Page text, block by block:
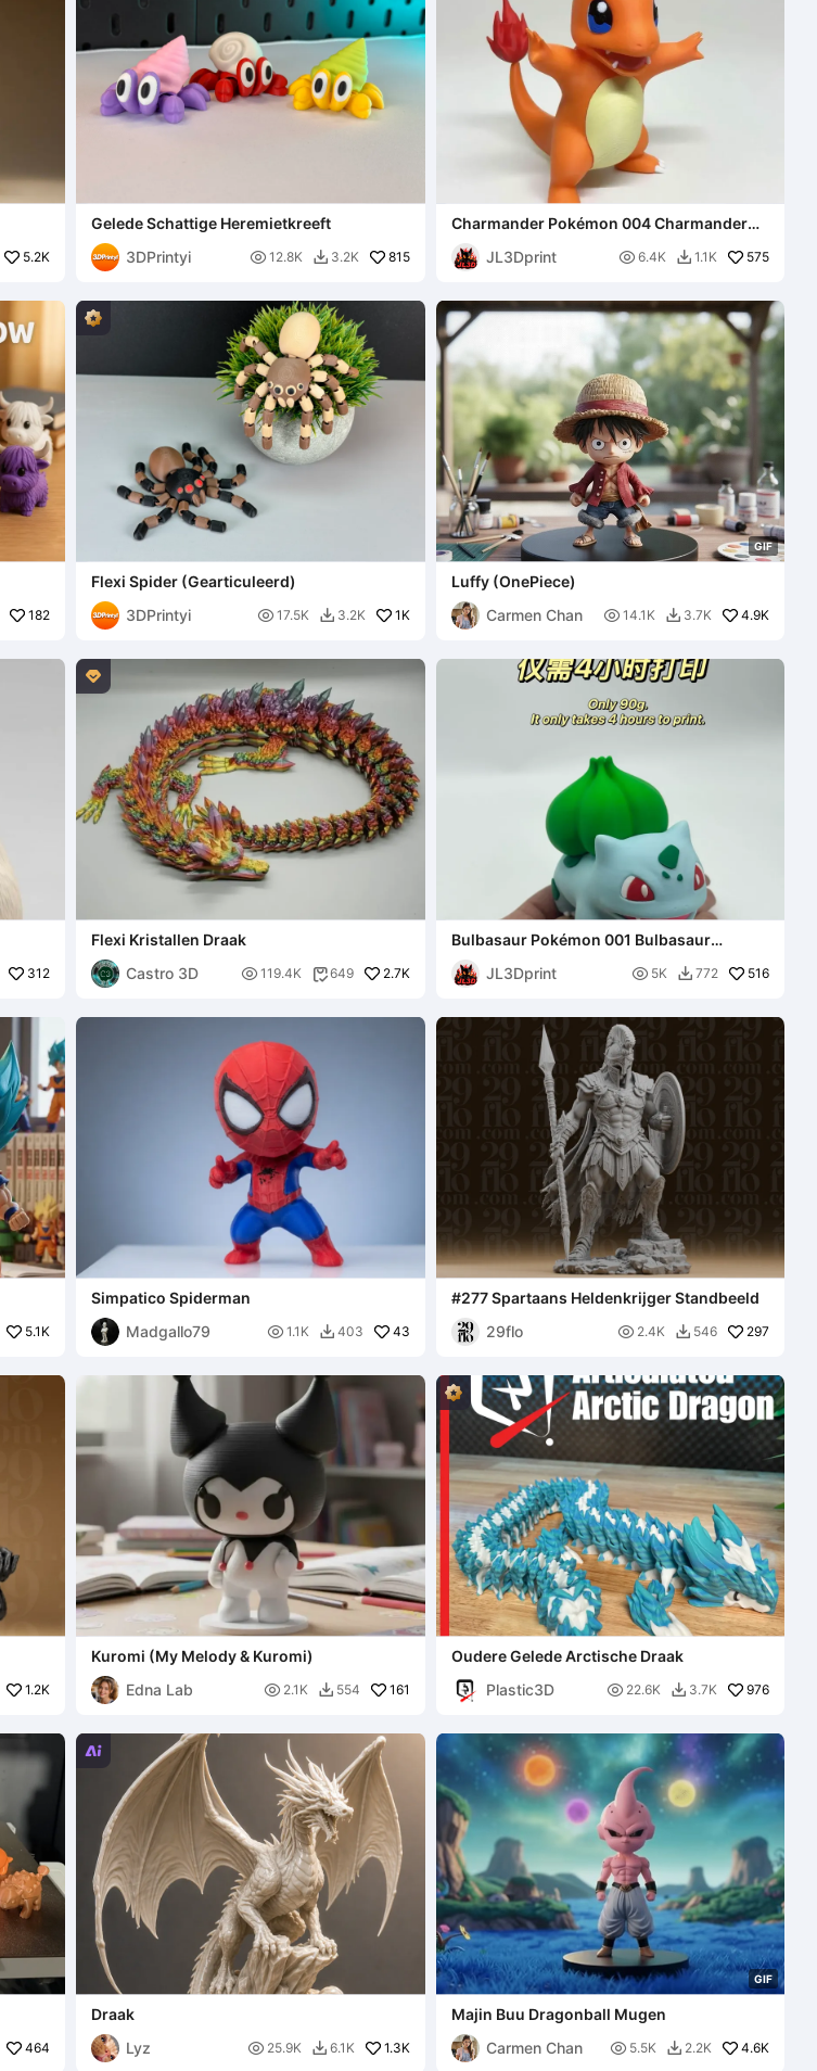
5.2K
Gelede Schattige Heremietkreeft
3DPrintyi
 12.8K  3.2K 815
Charmander Pokémon 004 Charmander
Meerkleurige print assemblageversie
JL3Dprint  6.4K  1.1K 575
182
Flexi Spider (Gearticuleerd)
3DPrintyi
 17.5K  3.2K 1K
GIF
Luffy (OnePiece)
Carmen Chan
 14.1K  3.7K 4.9K
312

Flexi Kristallen Draak
Castro 3D
 119.4K 649 2.7K
Bulbasaur Pokémon 001 Bulbasaur
JL3Dprint
 5K  772 516
5.1K
Simpatico Spiderman
Madgallo79
 1.1K  403 43
#277 Spartaans Heldenkrijger Standbeeld
29flo
 2.4K  546 297
1.2K
Kuromi (My Melody & Kuromi)
Edna Lab
 2.1K  554 161
Oudere Gelede Arctische Draak
Plastic3D
 22.6K  3.7K 976
464

Draak
Lyz
 25.9K  6.1K 1.3K
GIF
Majin Buu Dragonball Mugen
Carmen Chan
 5.5K  2.2K 4.6K